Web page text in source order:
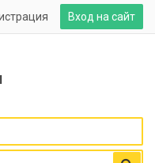
Вход на сайт